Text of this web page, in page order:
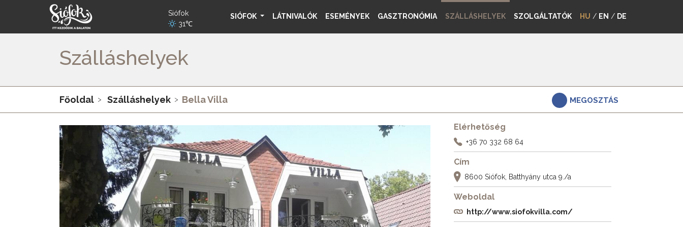
Siófok
31℃
SIÓFOK LÁTNIVALÓK ESEMÉNYEK GASZTRONÓMIA SZÁLLÁSHELYEK SZOLGÁLTATÓK HU / EN / DE
Szálláshelyek
Főoldal Szálláshelyek Bella Villa MEGOSZTÁS
Elérhetőség
+36 70 332 68 64
Cím
8600 Siófok, Batthyány utca 9./a
Weboldal
http://www.siofokvilla.com/